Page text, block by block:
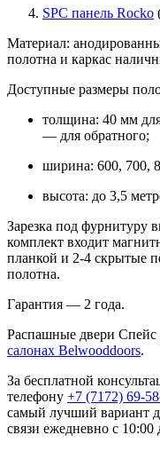
SPC панель Rocko
Материал:
полотна и каркас
Доступные размеры
толщина: 40 мм
— для обратного;
ширина: 600, 700,
высота: до 3,5
Зарезка под фурнитуру
комплект входит
планкой и 2-4 скрытые
полотна.
Гарантия — 2 года.
Распашные двери Спейс
салонах Belwooddoors.
За бесплатной
телефону +7 (7172) 69-
самый лучший вариант
связи ежедневно с 10:00